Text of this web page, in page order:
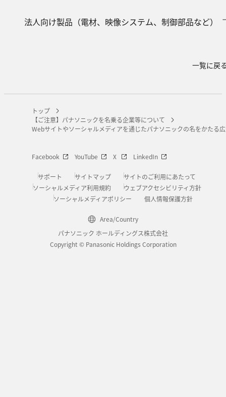
法人向け製品（電材、映像システム、制御部品など）
一覧に戻
トップ
【ご注意】パナソニックを名乗る企業等について
Webサイトやソーシャルメディアを通じたパナソニックの名をかたる
Facebook YouTube X LinkedIn
サポート サイトマップ
サイトのご利用にあたって
ソーシャルメディア利用規約
ウェブアクセシビリティ方針
ソーシャルメディアポリシー
個人情報保護方針
Area/Country
パナソニック ホールディングス株式会社
Copyright © Panasonic Holdings Corporation